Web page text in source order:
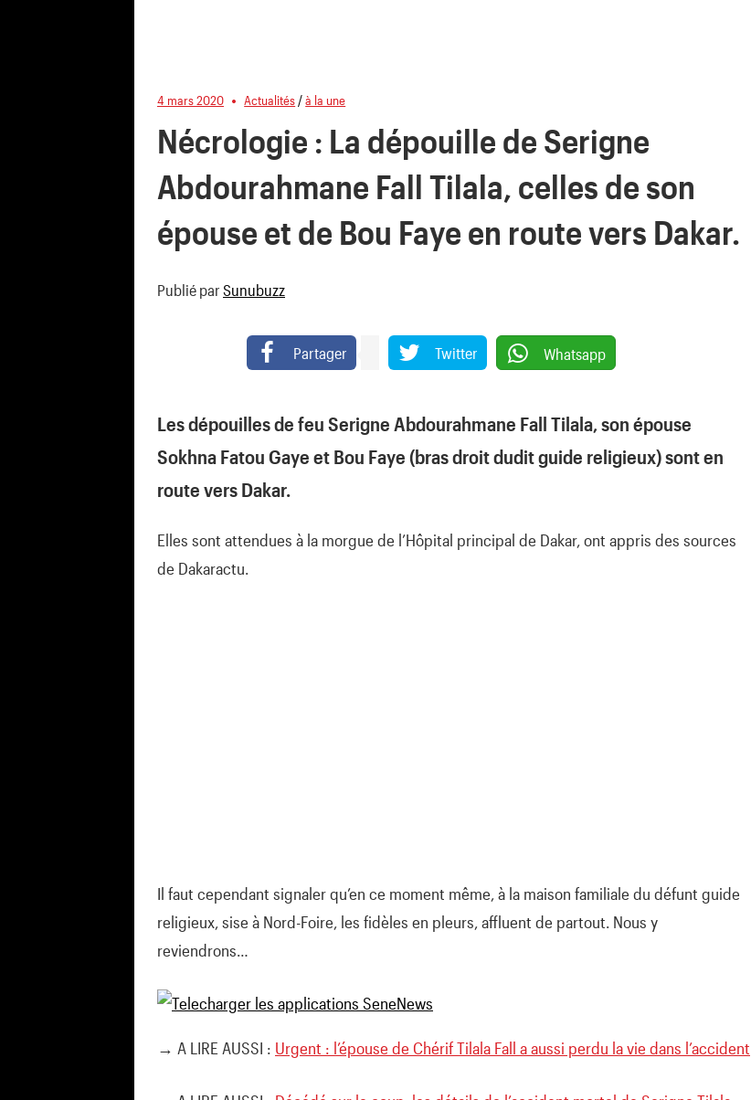
4 mars 2020 Actualités /à la une
Nécrologie : La dépouille de Serigne
Abdourahmane Fall Tilala, celles de son
épouse et de Bou Faye en route vers Dakar.
Publié par Sunubuzz
Partager Twitter Whatsapp
Les dépouilles de feu Serigne Abdourahmane Fall Tilala, son épouse
Sokhna Fatou Gaye et Bou Faye (bras droit dudit guide religieux) sont en
route vers Dakar.
Elles sont attendues à la morgue de l’Hôpital principal de Dakar, ont appris des sources
de Dakaractu.
Il faut cependant signaler qu’en ce moment même, à la maison familiale du défunt guide
religieux, sise à Nord-Foire, les fidèles en pleurs, affluent de partout. Nous y
reviendrons…
→ A LIRE AUSSI : Urgent : l’épouse de Chérif Tilala Fall a aussi perdu la vie dans l’accident